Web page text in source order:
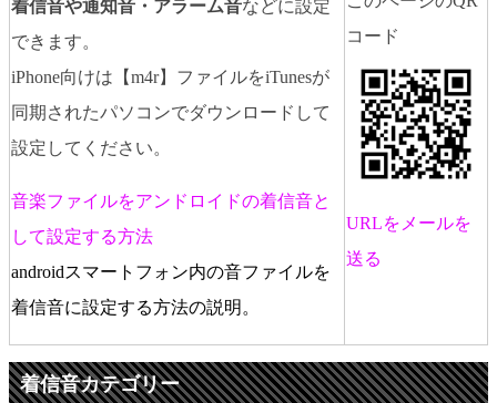
着信音や通知音・アラーム音などに設定
できます。
iPhone向けは【m4r】ファイルをiTunesが
同期されたパソコンでダウンロードして
設定してください。
音楽ファイルをアンドロイドの着信音と
して設定する方法
androidスマートフォン内の音ファイルを
着信音に設定する方法の説明。
コード
URLをメールを
送る
着信音カテゴリー